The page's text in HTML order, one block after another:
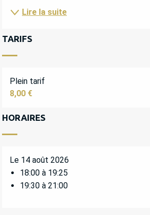
Lire la suite
TARIFS
Plein tarif
8,00 €
HORAIRES
Le 14 août 2026
18:00 à 19:25
19:30 à 21:00